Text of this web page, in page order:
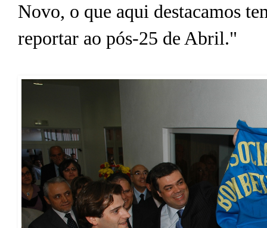
Novo, o que aqui destacamos
reportar ao pós-25 de Abril."